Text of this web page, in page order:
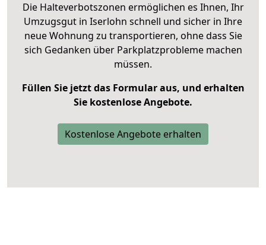
Die Halteverbotszonen ermöglichen es Ihnen, Ihr
Umzugsgut in Iserlohn schnell und sicher in Ihre
neue Wohnung zu transportieren, ohne dass Sie
sich Gedanken über Parkplatzprobleme machen
müssen.
Füllen Sie jetzt das Formular aus, und erhalten
Sie kostenlose Angebote.
Kostenlose Angebote erhalten